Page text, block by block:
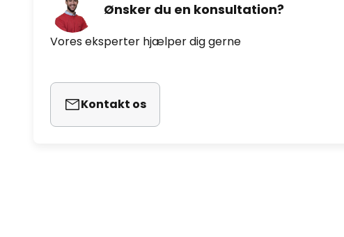
Ønsker du en konsultation?
Vores eksperter hjælper dig gerne
Kontakt os